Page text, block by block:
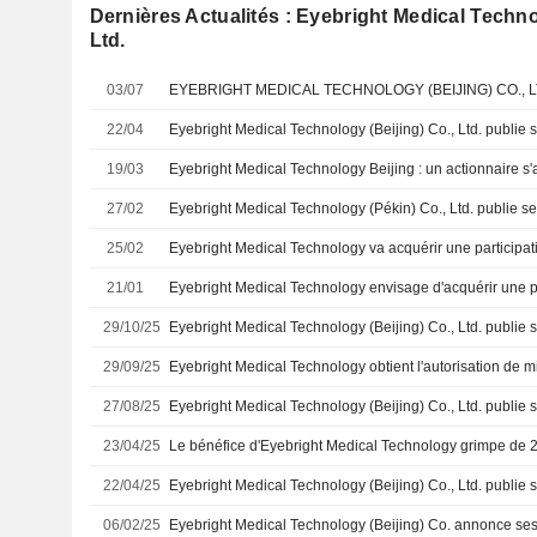
Dernières Actualités : Eyebright Medical
Ltd.
03/07
22/04
19/03
27/02
25/02
21/01
29/10/25
29/09/25
27/08/25
23/04/25
22/04/25
06/02/25